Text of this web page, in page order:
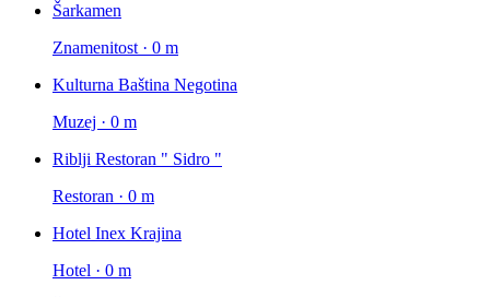
Šarkamen
Znamenitost · 0 m
Kulturna Baština Negotina
Muzej · 0 m
Riblji Restoran " Sidro "
Restoran · 0 m
Hotel Inex Krajina
Hotel · 0 m